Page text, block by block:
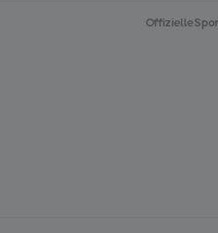
Offizielle